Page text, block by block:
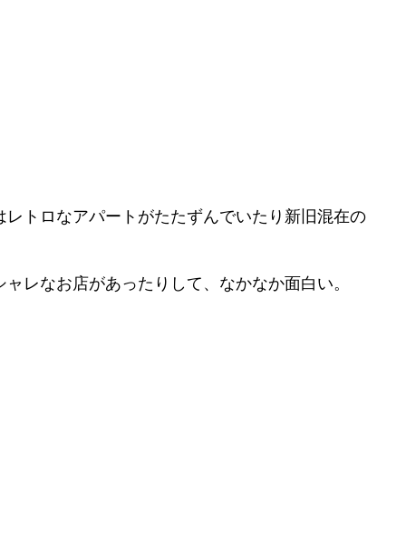
トロなアパートがたたずんでいたり新旧混在の
なお店があったりして、なかなか面白い。